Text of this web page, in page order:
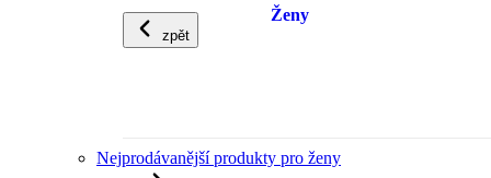
zpět
Ženy
Nejprodávanější produkty pro ženy